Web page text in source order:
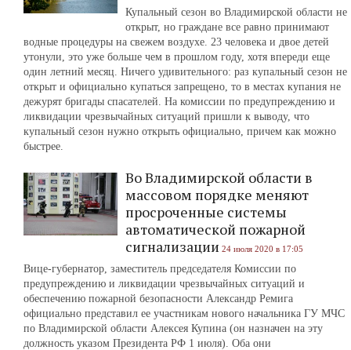
Купальный сезон во Владимирской области не
открыт, но граждане все равно принимают
водные процедуры на свежем воздухе. 23 человека и двое детей
утонули, это уже больше чем в прошлом году, хотя впереди еще
один летний месяц. Ничего удивительного: раз купальный сезон не
открыт и официально купаться запрещено, то в местах купания не
дежурят бригады спасателей. На комиссии по предупреждению и
ликвидации чрезвычайных ситуаций пришли к выводу, что
купальный сезон нужно открыть официально, причем как можно
быстрее.
Во Владимирской области в
массовом порядке меняют
просроченные системы
автоматической пожарной
сигнализации 24 июля 2020 в 17:05
Вице-губернатор, заместитель председателя Комиссии по
предупреждению и ликвидации чрезвычайных ситуаций и
обеспечению пожарной безопасности Александр Ремига
официально представил ее участникам нового начальника ГУ МЧС
по Владимирской области Алексея Купина (он назначен на эту
должность указом Президента РФ 1 июля). Оба они